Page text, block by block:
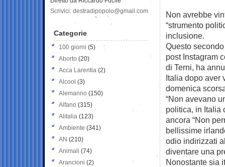
Non avrebbe
“strumento
inclusione.
Questo
post Instagram
di Terni, ha
Italia dopo aver
domenica
“Non avevano
politica, in Italia
ancora “Non
bellissime
odio indirizzati
diventare una
Nonostante sia
Scrivici: destradipopolo@gmail.com
Categorie
100 giorni (5)
Aborto (20)
Acca Larentia (2)
Alcool (3)
Alemanno (150)
Alfano (315)
Alitalia (123)
Ambiente (341)
AN (210)
Animali (74)
Arancioni (2)